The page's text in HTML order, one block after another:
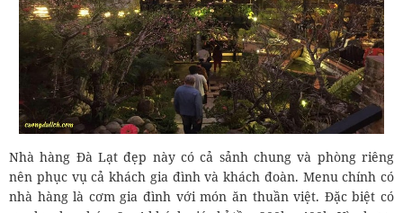
Nhà hàng Đà Lạt đẹp này có cả sảnh chung và phòng riêng
nên phục vụ cả khách gia đình và khách đoàn. Menu chính có
nhà hàng là cơm gia đình với món ăn thuần việt. Đặc biệt có